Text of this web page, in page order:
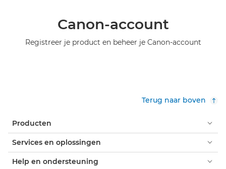
Canon-account
Registreer je product en beheer je Canon-account
Terug naar boven
Producten
Services en oplossingen
Help en ondersteuning